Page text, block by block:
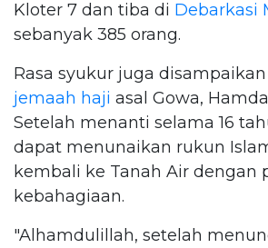
Kloter 7 dan tiba di Debarkasi
sebanyak 385 orang.
Rasa syukur juga
jemaah haji asal Gowa,
Setelah menanti selama 16
dapat menunaikan rukun
kembali ke Tanah Air dengan
kebahagiaan.
"Alhamdulillah, setelah